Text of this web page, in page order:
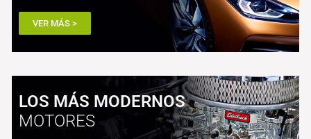
VER MÁS >
LOS MÁS MODERNOS
MOTORES